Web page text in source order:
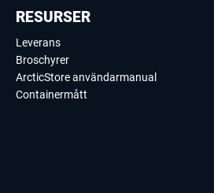
RESURSER
Leverans
Broschyrer
ArcticStore användarmanual
Containermått